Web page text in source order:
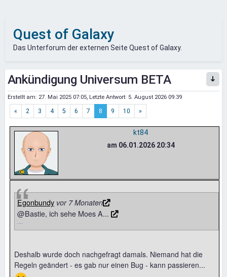
Quest of Galaxy
Das Unterforum der externen Seite Quest of Galaxy.
Ankündigung Universum BETA
Erstellt am: 27. Mai 2025 07:05, Letzte Antwort: 5. August 2026 09:39
« 2 3 4 5 6 7 8 9 10 »
kt84
am 06.01.2026 20:34
Egonbundy vor 7 Monaten
@Bastie, ich sehe Moes A...
Deshalb wurde doch nachgefragt damals. Niemand hat die
Regeln geändert - es gab nur einen Bug - kann passieren...